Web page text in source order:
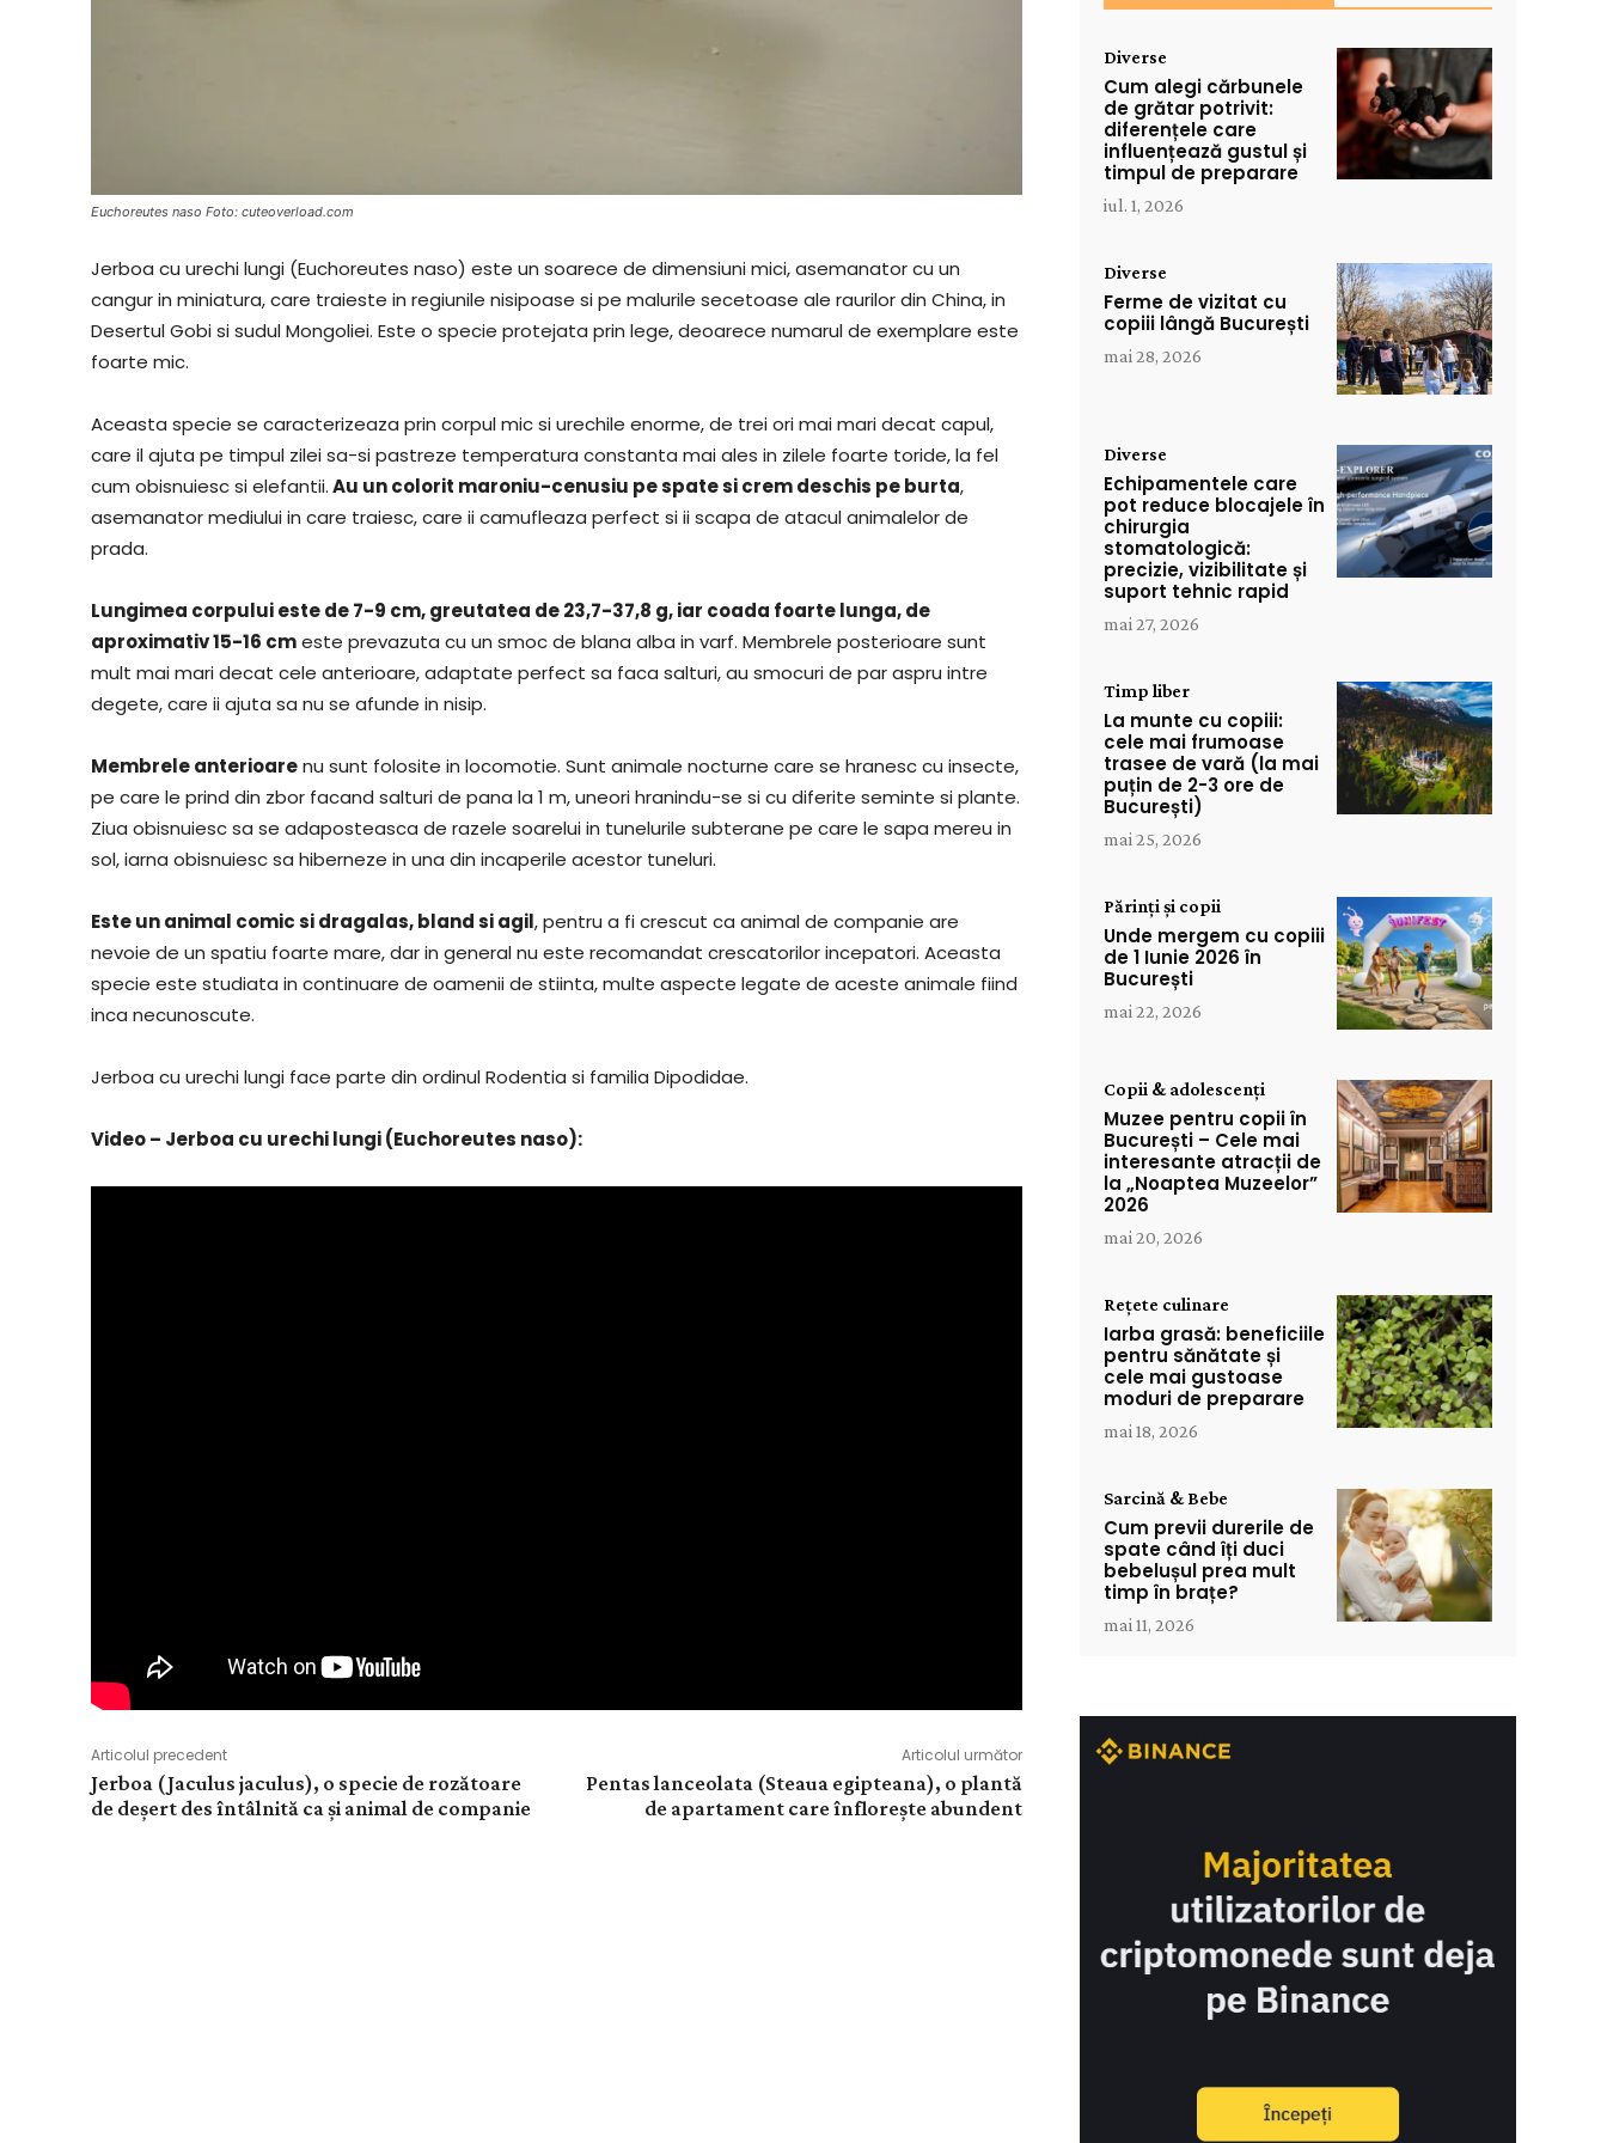
Euchoreutes naso Foto: cuteoverload.com
Jerboa cu urechi lungi (Euchoreutes naso) este un soarece de dimensiuni mici, asemanator cu un
cangur in miniatura, care traieste in regiunile nisipoase si pe malurile secetoase ale raurilor din China, in
Desertul Gobi si sudul Mongoliei. Este o specie protejata prin lege, deoarece numarul de exemplare este
foarte mic.
Aceasta specie se caracterizeaza prin corpul mic si urechile enorme, de trei ori mai mari decat capul,
care il ajuta pe timpul zilei sa-si pastreze temperatura constanta mai ales in zilele foarte toride, la fel
cum obisnuiesc si elefantii.Au un colorit maroniu-cenusiu pe spate si crem deschis pe burta,
asemanator mediului in care traiesc, care ii camufleaza perfect si ii scapa de atacul animalelor de
prada.
Lungimea corpului este de 7-9 cm, greutatea de 23,7-37,8 g, iar coada foarte lunga, de
aproximativ 15-16 cmeste prevazuta cu un smoc de blana alba in varf. Membrele posterioare sunt
mult mai mari decat cele anterioare, adaptate perfect sa faca salturi, au smocuri de par aspru intre
degete, care ii ajuta sa nu se afunde in nisip.
Membrele anterioarenu sunt folosite in locomotie. Sunt animale nocturne care se hranesc cu insecte,
pe care le prind din zbor facand salturi de pana la 1 m, uneori hranindu-se si cu diferite seminte si plante.
Ziua obisnuiesc sa se adaposteasca de razele soarelui in tunelurile subterane pe care le sapa mereu in
sol, iarna obisnuiesc sa hiberneze in una din incaperile acestor tuneluri.
Este un animal comic si dragalas, bland si agil, pentru a fi crescut ca animal de companie are
nevoie de un spatiu foarte mare, dar in general nu este recomandat crescatorilor incepatori. Aceasta
specie este studiata in continuare de oamenii de stiinta, multe aspecte legate de aceste animale fiind
inca necunoscute.
Jerboa cu urechi lungi face parte din ordinul Rodentia si familia Dipodidae.
Video – Jerboa cu urechi lungi (Euchoreutes naso):
Articolul precedent
Jerboa (Jaculus jaculus), o specie de rozătoare
de deșert des întâlnită ca și animal de companie
Articolul următor
Pentas lanceolata (Steaua egipteana), o plantă
de apartament care înflorește abundent
Diverse
Cum alegi cărbunele
de grătar potrivit:
diferențele care
influențează gustul și
timpul de preparare
iul. 1, 2026
Diverse
Ferme de vizitat cu
copiii lângă București
mai 28, 2026
Diverse
Echipamentele care
pot reduce blocajele în
chirurgia
stomatologică:
precizie, vizibilitate și
suport tehnic rapid
mai 27, 2026
Timp liber
La munte cu copiii:
cele mai frumoase
trasee de vară (la mai
puțin de 2-3 ore de
București)
mai 25, 2026
Părinți și copii
Unde mergem cu copiii
de 1 Iunie 2026 în
București
mai 22, 2026
Copii & adolescenți
Muzee pentru copii în
București – Cele mai
interesante atracții de
la „Noaptea Muzeelor”
2026
mai 20, 2026
Rețete culinare
Iarba grasă: beneficiile
pentru sănătate și
cele mai gustoase
moduri de preparare
mai 18, 2026
Sarcină & Bebe
Cum previi durerile de
spate când îți duci
bebelușul prea mult
timp în brațe?
mai 11, 2026